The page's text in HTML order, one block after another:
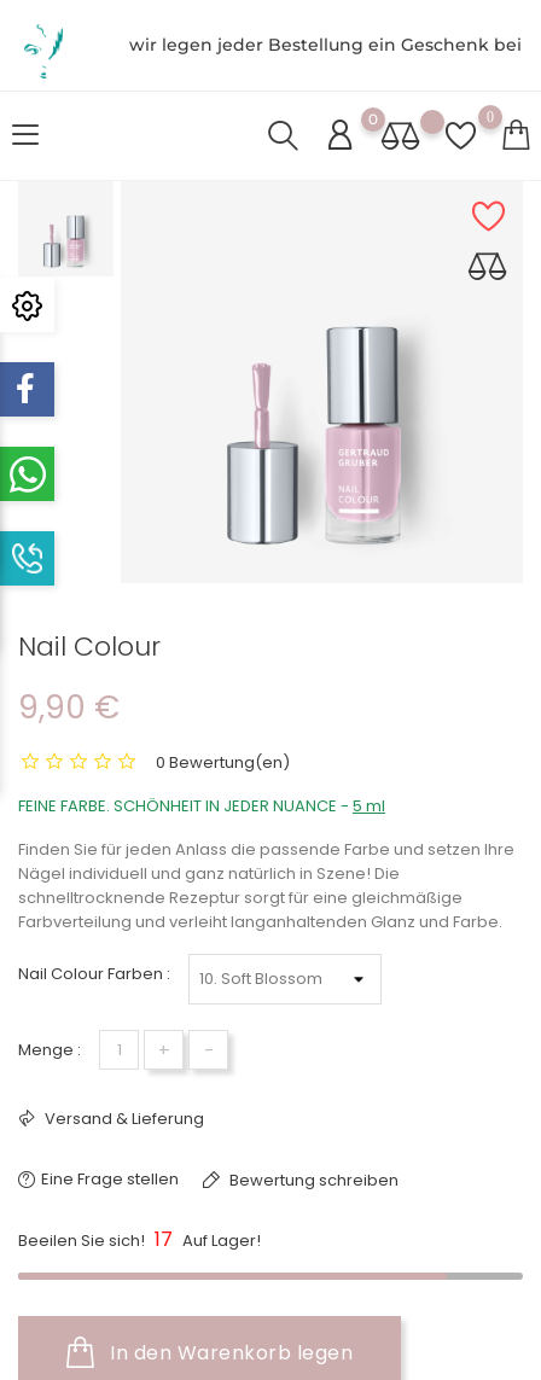
wir legen jeder Bestellung ein Geschenk bei
0 0
Nail Colour
9,90 €
0 Bewertung(en)
FEINE FARBE. SCHÖNHEIT IN JEDER NUANCE - 5 ml
Finden Sie für jeden Anlass die passende Farbe und setzen Ihre
Nägel individuell und ganz natürlich in Szene! Die
schnelltrocknende Rezeptur sorgt für eine gleichmäßige
Farbverteilung und verleiht langanhaltenden Glanz und Farbe.
Nail Colour Farben :
Menge : + -
Versand & Lieferung
Eine Frage stellen Bewertung schreiben
Beeilen Sie sich! 17 Auf Lager!
In den Warenkorb legen